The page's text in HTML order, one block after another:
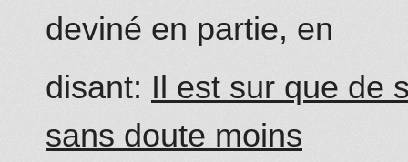
deviné en partie, en
disant: Il est sur que de
sans doute moins